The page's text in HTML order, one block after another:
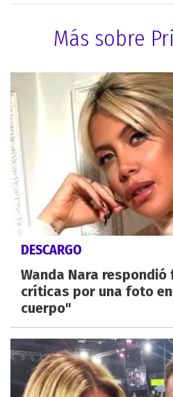
Más sobre
DESCARGO
Wanda Nara
críticas por una foto
cuerpo"